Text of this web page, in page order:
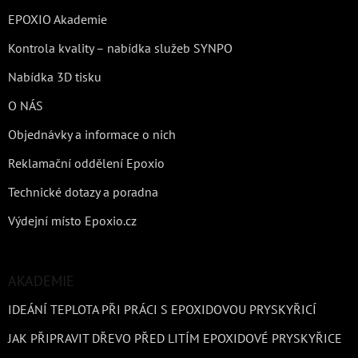
EPOXIO Akademie
Kontrola kvality – nabídka služeb SYNPO
Nabídka 3D tisku
O NÁS
Objednávky a informace o nich
Reklamační oddělení Epoxio
Technické dotazy a poradna
Výdejní místo Epoxio.cz
AKADEMIE
IDEÁNÍ TEPLOTA PŘI PRÁCI S EPOXIDOVOU PRYSKYŘICÍ
JAK PŘIPRAVIT DŘEVO PŘED LITÍM EPOXIDOVÉ PRYSKYŘICE